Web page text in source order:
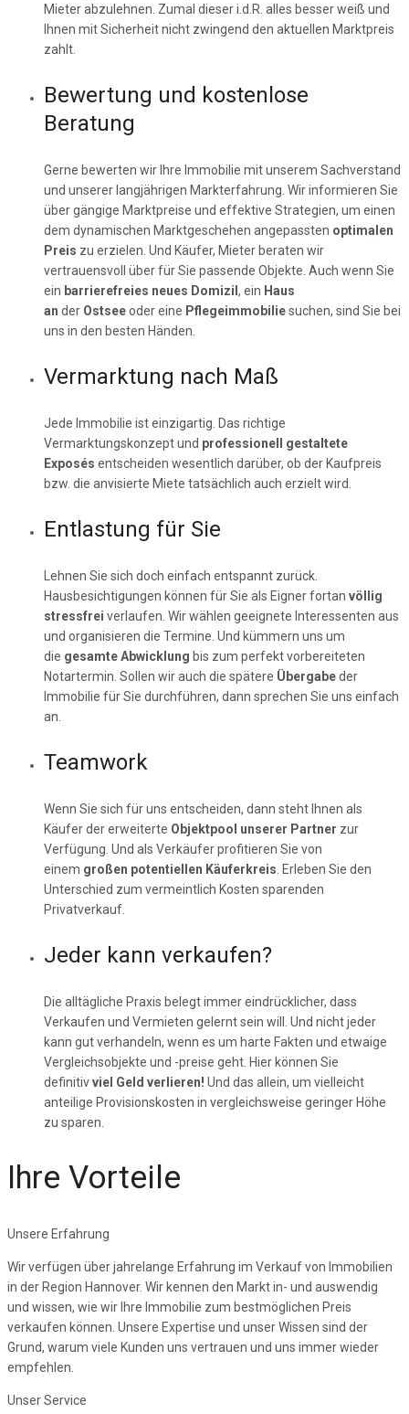
Mieter abzulehnen. Zumal dieser i.d.R. alles besser weiß und
Ihnen mit Sicherheit nicht zwingend den aktuellen Marktpreis
zahlt.
Bewertung und kostenlose
Beratung
Gerne bewerten wir Ihre Immobilie mit unserem Sachverstand
und unserer langjährigen Markterfahrung. Wir informieren Sie
über gängige Marktpreise und effektive Strategien, um einen
dem dynamischen Marktgeschehen angepassten optimalen
Preis zu erzielen. Und Käufer, Mieter beraten wir
vertrauensvoll über für Sie passende Objekte. Auch wenn Sie
ein barrierefreies neues Domizil , ein Haus
an der Ostseeoder eine Pflegeimmobiliesuchen, sind Sie bei
uns in den besten Händen.
Vermarktung nach Maß
Jede Immobilie ist einzigartig. Das richtige
Vermarktungskonzept und professionell gestaltete
Exposés entscheiden wesentlich darüber, ob der Kaufpreis
bzw. die anvisierte Miete tatsächlich auch erzielt wird.
Entlastung für Sie
Lehnen Sie sich doch einfach entspannt zurück.
Hausbesichtigungen können für Sie als Eigner fortan völlig
stressfrei verlaufen. Wir wählen geeignete Interessenten aus
und organisieren die Termine. Und kümmern uns um
die gesamte Abwicklung bis zum perfekt vorbereiteten
Notartermin. Sollen wir auch die spätere Übergabeder
Immobilie für Sie durchführen, dann sprechen Sie uns einfach
an.
Teamwork
Wenn Sie sich für uns entscheiden, dann steht Ihnen als
Käufer der erweiterte Objektpool unserer Partner zur
Verfügung. Und als Verkäufer profitieren Sie von
einem großen potentiellen Käuferkreis . Erleben Sie den
Unterschied zum vermeintlich Kosten sparenden
Privatverkauf.
Jeder kann verkaufen?
Die alltägliche Praxis belegt immer eindrücklicher, dass
Verkaufen und Vermieten gelernt sein will. Und nicht jeder
kann gut verhandeln, wenn es um harte Fakten und etwaige
Vergleichsobjekte und -preise geht. Hier können Sie
definitivviel Geld verlieren! Und das allein, um vielleicht
anteilige Provisionskosten in vergleichsweise geringer Höhe
zu sparen.
Ihre Vorteile
Unsere Erfahrung
Wir verfügen über jahrelange Erfahrung im Verkauf von Immobilien
in der Region Hannover. Wir kennen den Markt in- und auswendig
und wissen, wie wir Ihre Immobilie zum bestmöglichen Preis
verkaufen können. Unsere Expertise und unser Wissen sind der
Grund, warum viele Kunden uns vertrauen und uns immer wieder
empfehlen.
Unser Service